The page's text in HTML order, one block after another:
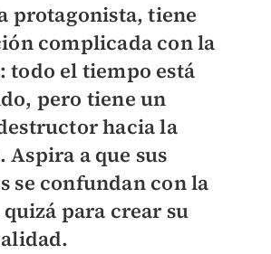
protagonista, tiene
complicada con la
todo el tiempo está
pero tiene un
hacia la
Aspira a que sus
se confundan con la
para crear su